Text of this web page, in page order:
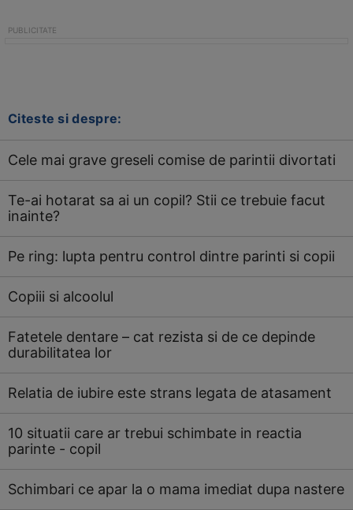
Citeste si despre:
Cele mai grave greseli comise de parintii divortati
Te-ai hotarat sa ai un copil? Stii ce trebuie facut
inainte?
Pe ring: lupta pentru control dintre parinti si copii
Copiii si alcoolul
Fatetele dentare – cat rezista si de ce depinde
durabilitatea lor
Relatia de iubire este strans legata de atasament
10 situatii care ar trebui schimbate in reactia
parinte - copil
Schimbari ce apar la o mama imediat dupa nastere